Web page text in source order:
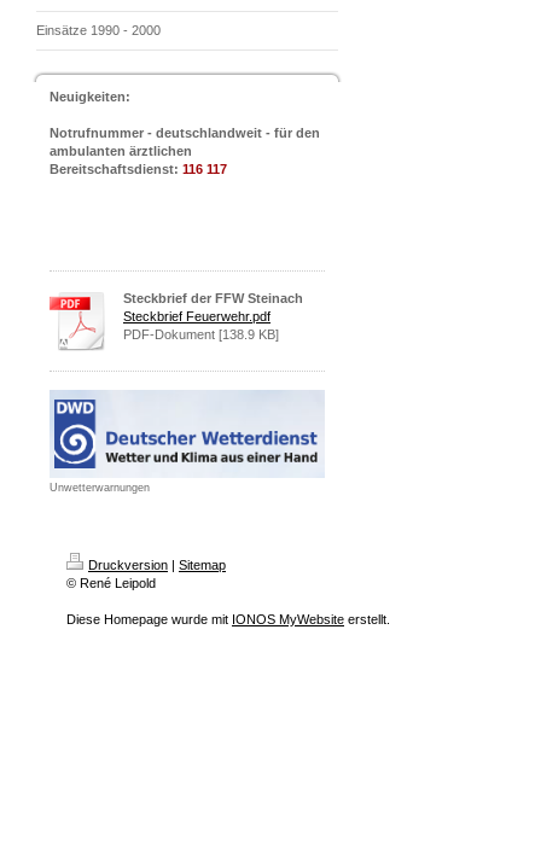
Einsätze 1990 - 2000
Neuigkeiten:
Notrufnummer - deutschlandweit - für den
ambulanten ärztlichen
Bereitschaftsdienst: 116 117
Steckbrief der FFW Steinach
Steckbrief Feuerwehr.pdf
PDF-Dokument [138.9 KB]
Unwetterwarnungen
Druckversion
Sitemap
© René Leipold
Diese Homepage wurde mit IONOS MyWebsite erstellt.